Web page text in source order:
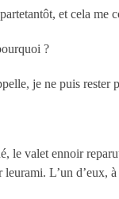
et cela me
?
je ne puis rester
le valet ennoir
L’un d’eux,